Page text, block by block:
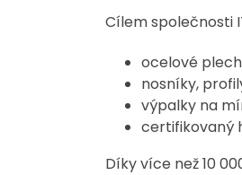
Cílem společnosti
ocelové
nosníky,
výpalky na
certifikovaný
Díky více než 10